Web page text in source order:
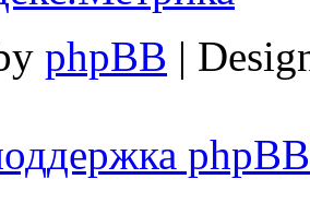
phpBB |
phpBB